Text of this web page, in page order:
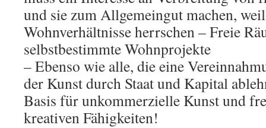
und sie zum Allgemeingut machen,
Wohnverhältnisse herrschen – Freie
selbstbestimmte Wohnprojekte
– Ebenso wie alle, die eine
der Kunst durch Staat und Kapital
Basis für unkommerzielle Kunst und
kreativen Fähigkeiten!